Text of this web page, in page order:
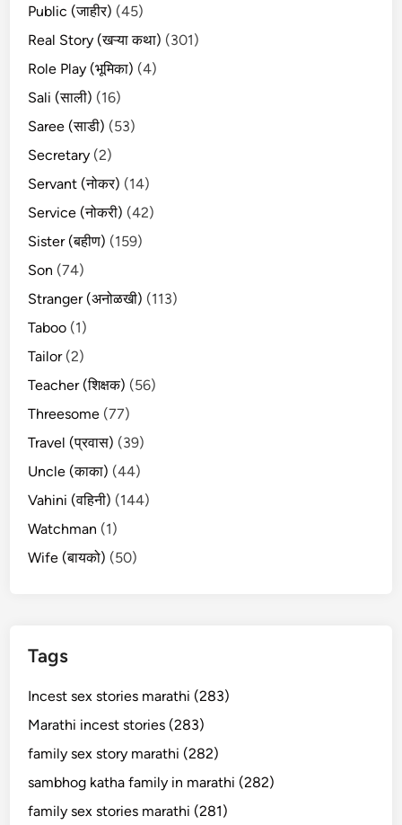
Public (जाहीर) (45)
Real Story (खऱ्या कथा) (301)
Role Play (भूमिका) (4)
Sali (साली) (16)
Saree (साडी) (53)
Secretary (2)
Servant (नोकर) (14)
Service (नोकरी) (42)
Sister (बहीण) (159)
Son (74)
Stranger (अनोळखी) (113)
Taboo (1)
Tailor(2)
Teacher (शिक्षक) (56)
Threesome (77)
Travel (प्रवास) (39)
Uncle (काका) (44)
Vahini (वहिनी) (144)
Watchman (1)
Wife (बायको) (50)
Tags
Incest sex stories marathi (283)
Marathi incest stories (283)
family sex story marathi (282)
sambhog katha family in marathi (282)
family sex stories marathi (281)